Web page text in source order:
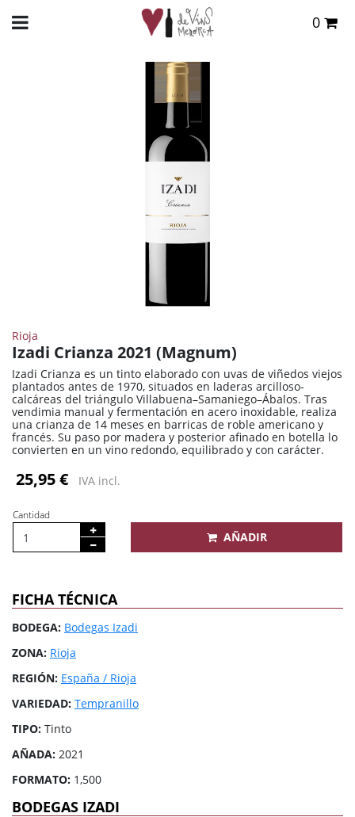
0
VER CESTA
Rioja
Izadi Crianza 2021 (Magnum)
Izadi Crianza es un tinto elaborado con uvas de viñedos viejos
plantados antes de 1970, situados en laderas arcilloso-
calcáreas del triángulo Villabuena–Samaniego–Ábalos. Tras
vendimia manual y fermentación en acero inoxidable, realiza
una crianza de 14 meses en barricas de roble americano y
francés. Su paso por madera y posterior afinado en botella lo
convierten en un vino redondo, equilibrado y con carácter.
25,95 € IVA incl.
Cantidad
AÑADIR
FICHA TÉCNICA
BODEGA: Bodegas Izadi
ZONA: Rioja
REGIÓN: España / Rioja
VARIEDAD: Tempranillo
TIPO: Tinto
AÑADA: 2021
FORMATO: 1,500
BODEGAS IZADI